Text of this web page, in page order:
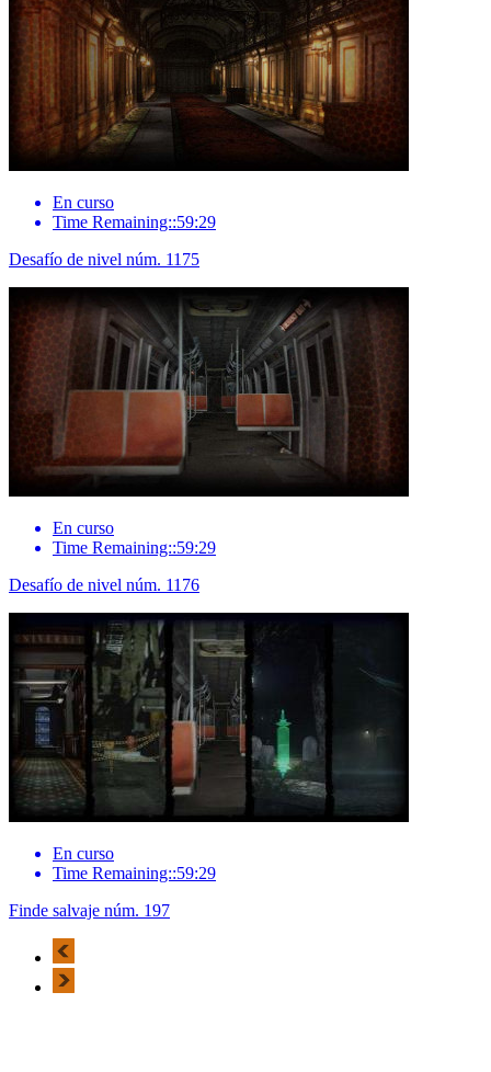
En curso
Time Remaining::59:29
Desafío de nivel núm. 1175
En curso
Time Remaining::59:29
Desafío de nivel núm. 1176
En curso
Time Remaining::59:29
Finde salvaje núm. 197